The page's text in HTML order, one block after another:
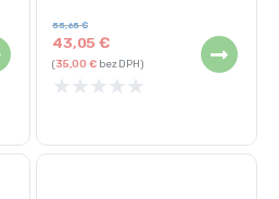
43,05€
55,65€
(35,00€bez DPH)
★ ★ ★ ★ ★